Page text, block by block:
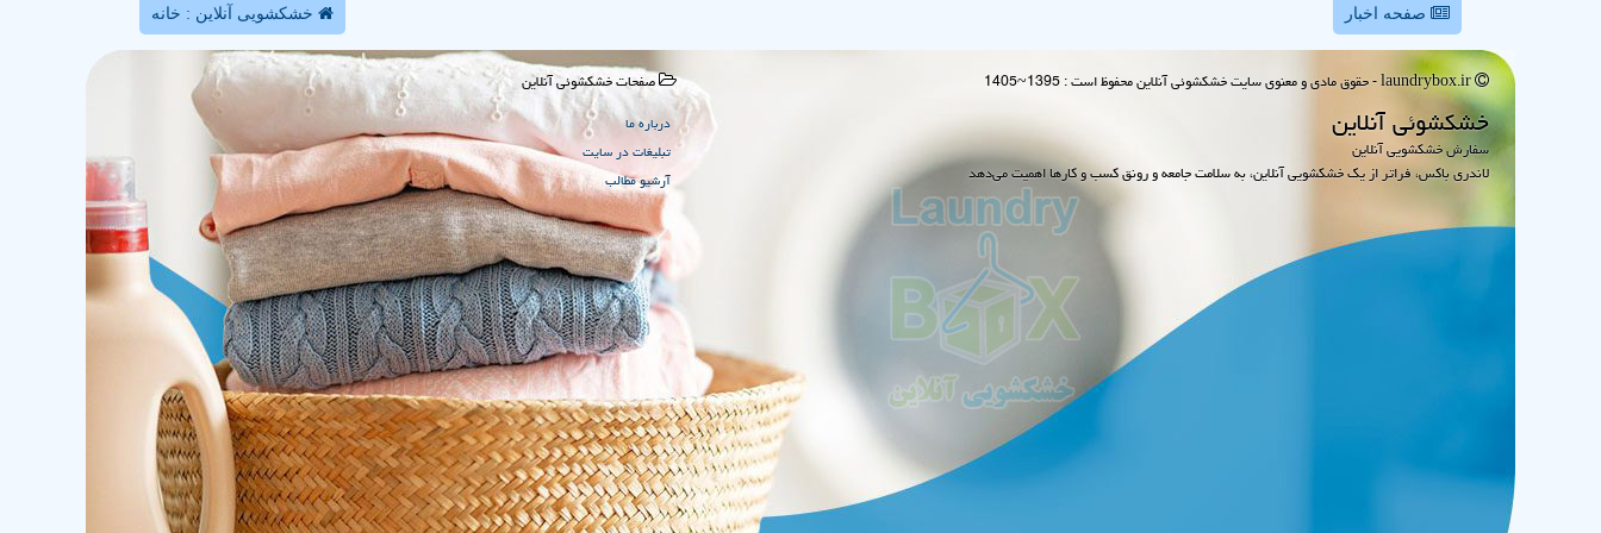
صفحه اخبار خشکشویی آنلاین : خانه
laundrybox.ir - حقوق مادی و معنوی سایت خشكشوئی آنلاین محفوظ است : 1395~1405
خشكشوئی آنلاین
سفارش خشکشویی آنلاین
لاندری باکس، فراتر از یک خشکشویی آنلاین، به سلامت جامعه و رونق کسب و کارها اهمیت می‌دهد
صفحات خشكشوئی آنلاین
درباره ما
تبلیغات در سایت
آرشیو مطالب